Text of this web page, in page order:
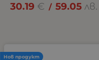
30.19 € / 59.05 лв.
Нов продукт